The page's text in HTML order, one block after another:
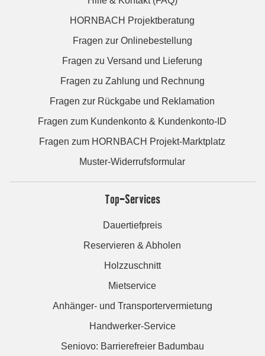
HORNBACH Projektberatung
Fragen zur Onlinebestellung
Fragen zu Versand und Lieferung
Fragen zu Zahlung und Rechnung
Fragen zur Rückgabe und Reklamation
Fragen zum Kundenkonto & Kundenkonto-ID
Fragen zum HORNBACH Projekt-Marktplatz
Muster-Widerrufsformular
Top-Services
Dauertiefpreis
Reservieren & Abholen
Holzzuschnitt
Mietservice
Anhänger- und Transportervermietung
Handwerker-Service
Seniovo: Barrierefreier Badumbau